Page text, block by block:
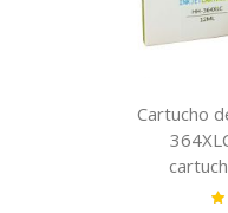
Cartucho